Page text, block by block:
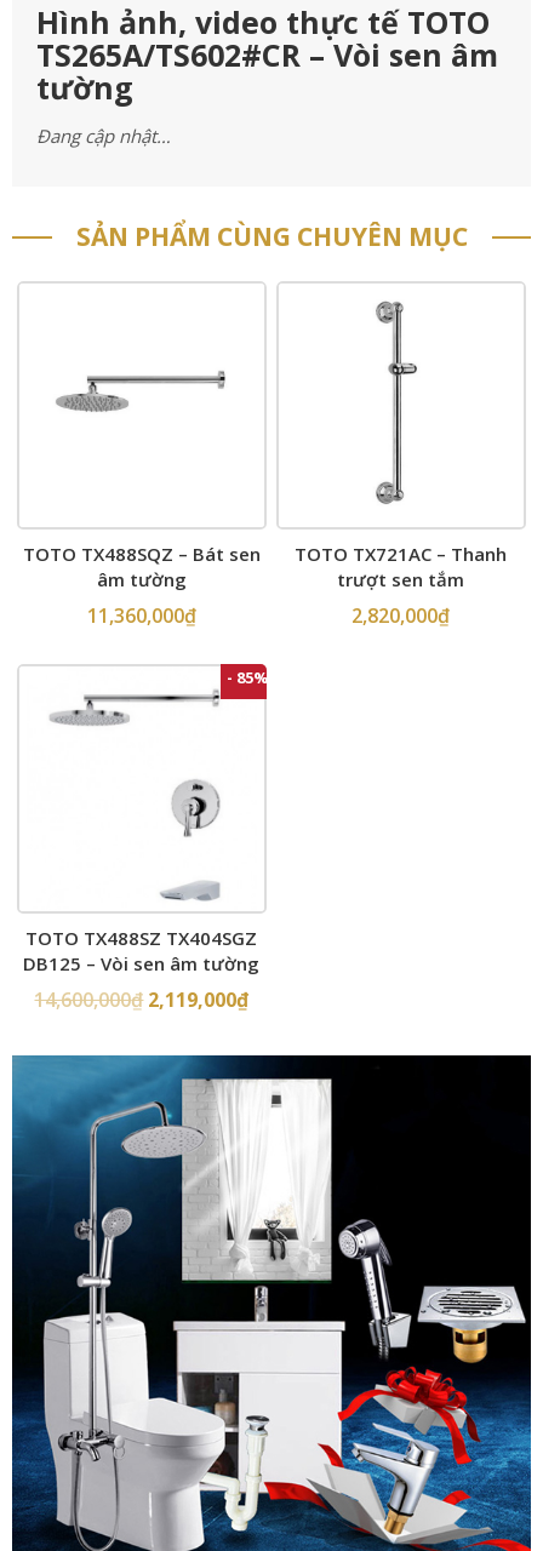
Hình ảnh, video thực tế TOTO
TS265A/TS602#CR – Vòi sen âm
tường
Đang cập nhật…
SẢN PHẨM CÙNG CHUYÊN MỤC
TOTO TX488SQZ – Bát sen
âm tường
11,360,000₫
TOTO TX721AC – Thanh
trượt sen tắm
2,820,000₫
- 85%
TOTO TX488SZ TX404SGZ
DB125 – Vòi sen âm tường
14,600,000₫ 2,119,000₫